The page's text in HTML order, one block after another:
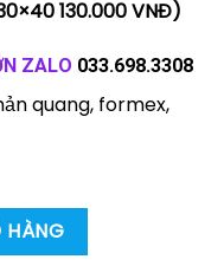
130.000 VNĐ)
ZALO 033.698.3308
quang, formex,
vệ sinh poster ý
HÀNG